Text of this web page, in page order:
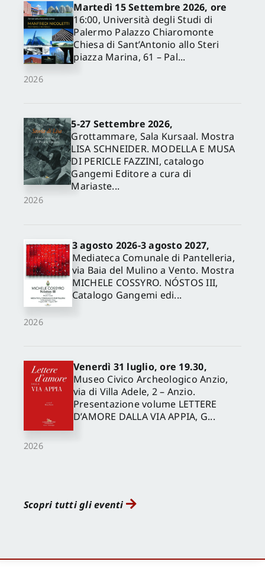
2026
Martedì 15 Settembre 2026, ore
16:00, Università degli Studi di
Palermo Palazzo Chiaromonte
Chiesa di Sant’Antonio allo Steri
piazza Marina, 61 – Pal...
2026
5-27 Settembre 2026,
Grottammare, Sala Kursaal. Mostra
LISA SCHNEIDER. MODELLA E MUSA
DI PERICLE FAZZINI, catalogo
Gangemi Editore a cura di
Mariaste...
2026
3 agosto 2026-3 agosto 2027,
Mediateca Comunale di Pantelleria,
via Baia del Mulino a Vento. Mostra
MICHELE COSSYRO. NÓSTOS III,
Catalogo Gangemi edi...
2026
Venerdì 31 luglio, ore 19.30,
Museo Civico Archeologico Anzio,
via di Villa Adele, 2 – Anzio.
Presentazione volume LETTERE
D’AMORE DALLA VIA APPIA, G...
Scopri tutti gli eventi